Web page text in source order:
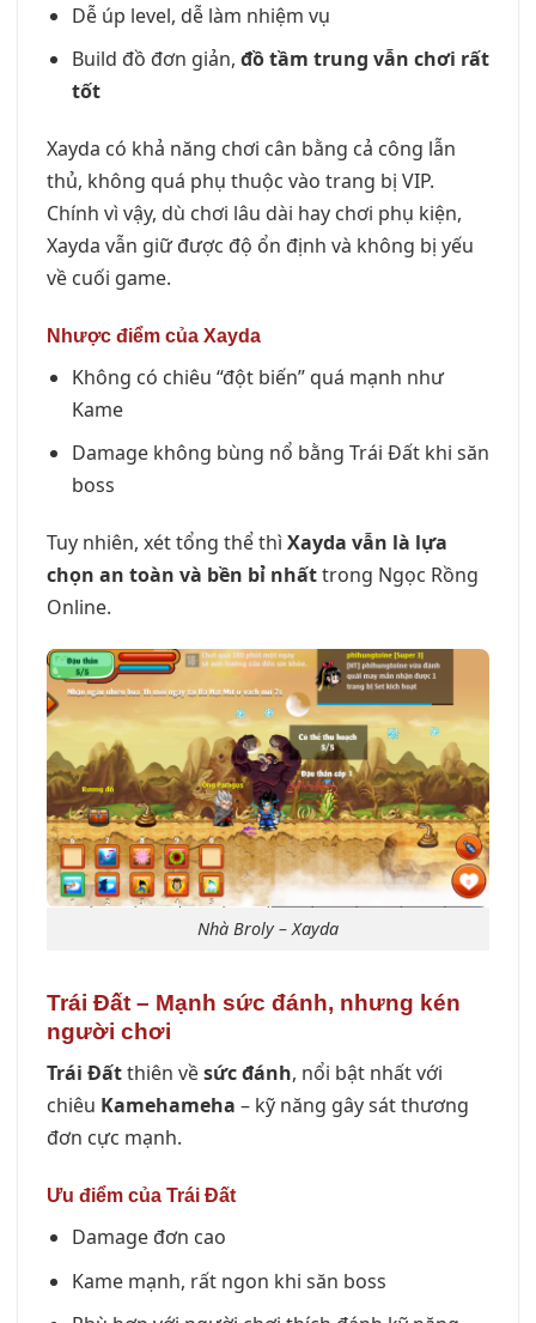
Dễ úp level, dễ làm nhiệm vụ
Build đồ đơn giản, đồ tầm trung vẫn chơi rất
tốt
Xayda có khả năng chơi cân bằng cả công lẫn
thủ, không quá phụ thuộc vào trang bị VIP.
Chính vì vậy, dù chơi lâu dài hay chơi phụ kiện,
Xayda vẫn giữ được độ ổn định và không bị yếu
về cuối game.
Nhược điểm của Xayda
Không có chiêu “đột biến” quá mạnh như
Kame
Damage không bùng nổ bằng Trái Đất khi săn
boss
Tuy nhiên, xét tổng thể thì Xayda vẫn là lựa
chọn an toàn và bền bỉ nhấttrong Ngọc Rồng
Online.
Nhà Broly – Xayda
Trái Đất – Mạnh sức đánh, nhưng kén
người chơi
Trái Đấtthiên vềsức đánh, nổi bật nhất với
chiêu Kamehameha – kỹ năng gây sát thương
đơn cực mạnh.
Ưu điểm của Trái Đất
Damage đơn cao
Kame mạnh, rất ngon khi săn boss